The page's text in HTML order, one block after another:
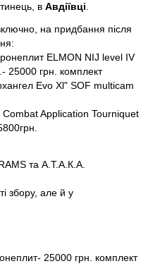
вАвдіївці.
на придбання після
ELMON NIJ level IV
25000 грн. комплект
Evo Xl" SOF multicam
Combat Application Tourniquet
та А.Т.А.К.А.
збору, але й у
25000 грн. комплект